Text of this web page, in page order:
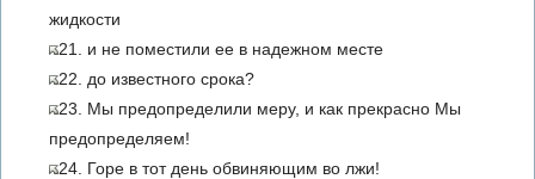
жидкости
21. и не поместили ее в надежном месте
22. до известного срока?
23. Мы предопределили меру, и как прекрасно Мы
предопределяем!
24. Горе в тот день обвиняющим во лжи!